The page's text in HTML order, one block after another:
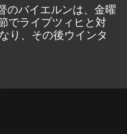
のバイエルンは、金曜
でライプツィヒと対
り、その後ウインタ